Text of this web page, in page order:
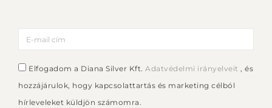
Elfogadom a Diana Silver Kft. Adatvédelmi irányelveit , és
hozzájárulok, hogy kapcsolattartás és marketing célból
hírleveleket küldjön számomra.